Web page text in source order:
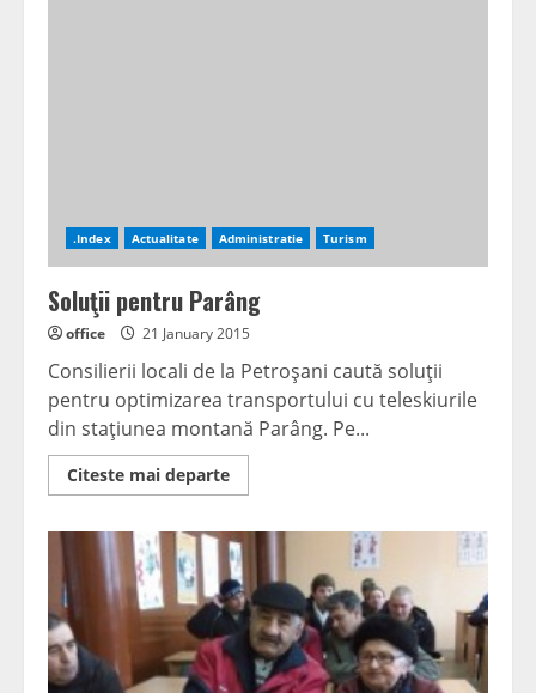
.Index Actualitate Administratie Turism
Soluţii pentru Parâng
office 21 January 2015
Consilierii locali de la Petroşani caută soluţii
pentru optimizarea transportului cu teleskiurile
din staţiunea montană Parâng. Pe...
Citeste mai departeRead
more
pentru
Parâng